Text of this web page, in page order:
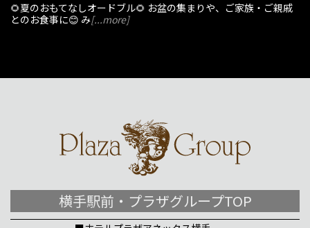
🌻夏のおもてなしオードブル🌻 お盆の集まりや、ご家族・ご親戚
とのお食事に😊 み[...more]
横手駅前・プラザグループTOP